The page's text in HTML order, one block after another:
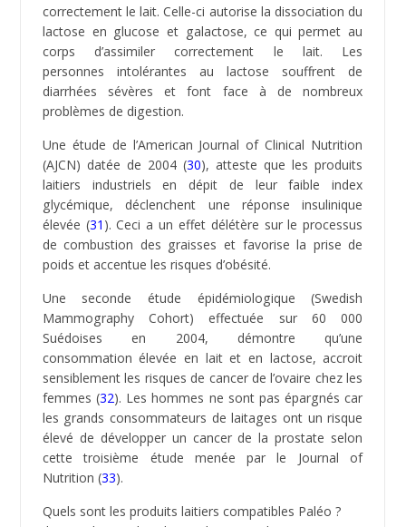
probiotiques (bénéfique pour la flore intestinale).
Notes et références :
vous rend accros
(2) PLOS One : Intense Sweetness Surpasses Cocaine
Reward
(3) Michael Moss : Salt Sugar Fat: How the Food
Giants Hooked Us
(4) Ncbi.org :Overlapping neuronal circuits in addiction
and obesity: evidence of systems pathology
(5)Sara Gottfried – MD : Food Addiction (Part 1): The
Science Behind the Syndrome
(6) Foodandnutritionresearch.net :Postprandial
energy expenditure in whole-food and processed-
food meals: implications for daily energy expenditure
(7) Additifs-alimentaires.net : Additifs et toxicité
(8) Wikipedia : Additifs alimentaires
(9) Revue française d’allergologie :
l’hypersensibilité aux additifs alimentaires est une